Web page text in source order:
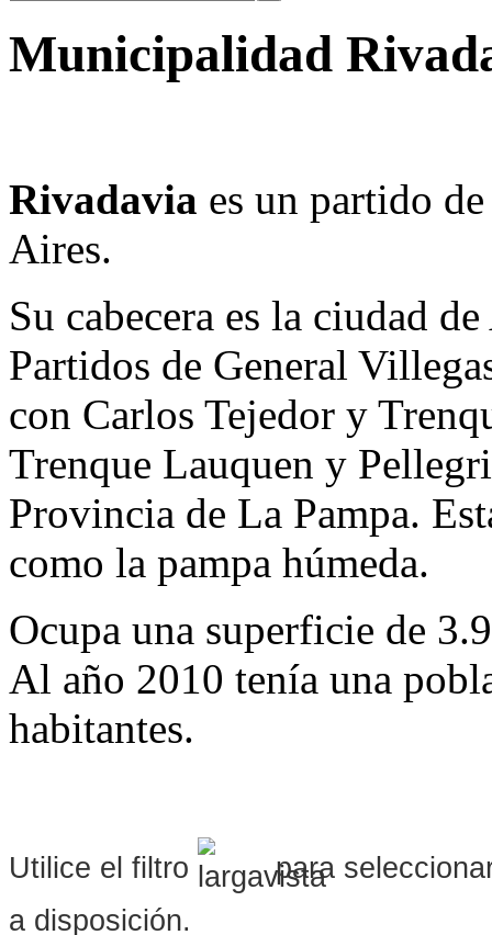
Municipalidad
Rivadavia es un partido
Aires.
Su cabecera es la ciudad
Partidos de General
con Carlos Tejedor y
Trenque Lauquen y
Provincia de La Pampa.
como la pampa húmeda.
Ocupa una superficie de
Al año 2010 tenía una
habitantes.
Utilice el filtro
para
a disposición.